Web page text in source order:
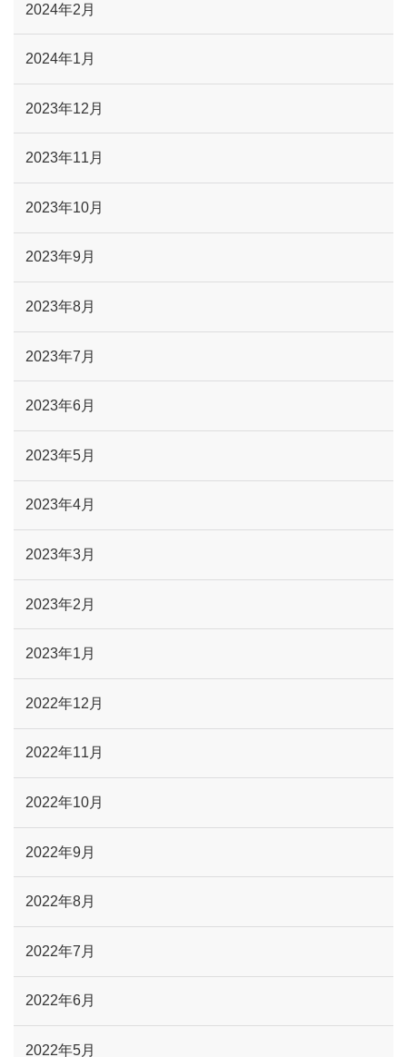
2024年2月
2024年1月
2023年12月
2023年11月
2023年10月
2023年9月
2023年8月
2023年7月
2023年6月
2023年5月
2023年4月
2023年3月
2023年2月
2023年1月
2022年12月
2022年11月
2022年10月
2022年9月
2022年8月
2022年7月
2022年6月
2022年5月